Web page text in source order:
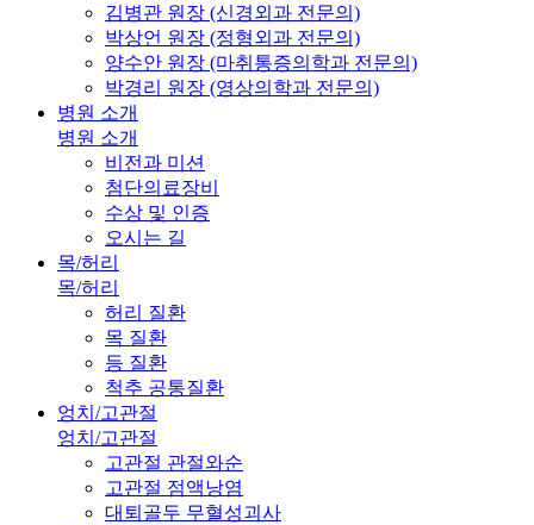
김병관 원장 (신경외과 전문의)
박상언 원장 (정형외과 전문의)
양수안 원장 (마취통증의학과 전문의)
박경리 원장 (영상의학과 전문의)
병원 소개
병원 소개
비전과 미션
첨단의료장비
수상 및 인증
오시는 길
목/허리
목/허리
허리 질환
목 질환
등 질환
척추 공통질환
엉치/고관절
엉치/고관절
고관절 관절와순
고관절 점액낭염
대퇴골두 무혈성괴사